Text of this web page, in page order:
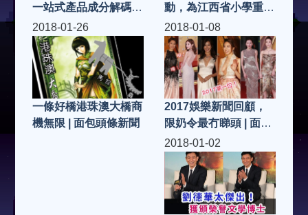
一站式產品成分解碼平
台應用程式發布會 | 面
包頭條新聞
動，為江西省小學重建
| 面包頭條新聞
2018-01-26
一條好橋港珠澳大橋商
機無限 | 面包頭條新聞
2018-01-08
2017娛樂新聞回顧，
限奶令最冇睇頭 | 面包
頭條新聞
2018-01-02